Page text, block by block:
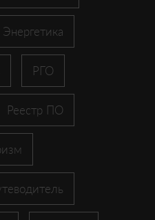
Энергетика
РГО
Реестр ПО